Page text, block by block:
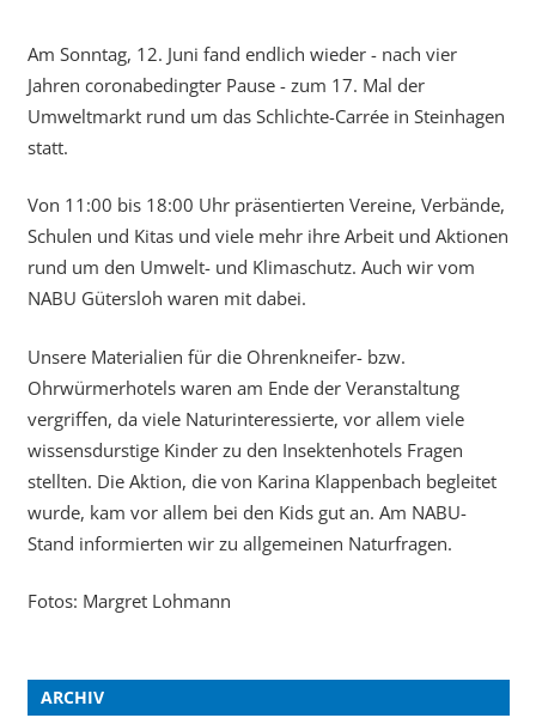
Am Sonntag, 12. Juni fand endlich wieder - nach vier
Jahren coronabedingter Pause - zum 17. Mal der
Umweltmarkt rund um das Schlichte-Carrée in Steinhagen
statt.
Von 11:00 bis 18:00 Uhr präsentierten Vereine, Verbände,
Schulen und Kitas und viele mehr ihre Arbeit und Aktionen
rund um den Umwelt- und Klimaschutz. Auch wir vom
NABU Gütersloh waren mit dabei.
Unsere Materialien für die Ohrenkneifer- bzw.
Ohrwürmerhotels waren am Ende der Veranstaltung
vergriffen, da viele Naturinteressierte, vor allem viele
wissensdurstige Kinder zu den Insektenhotels Fragen
stellten. Die Aktion, die von Karina Klappenbach begleitet
wurde, kam vor allem bei den Kids gut an. Am NABU-
Stand informierten wir zu allgemeinen Naturfragen.
Fotos: Margret Lohmann
ARCHIV